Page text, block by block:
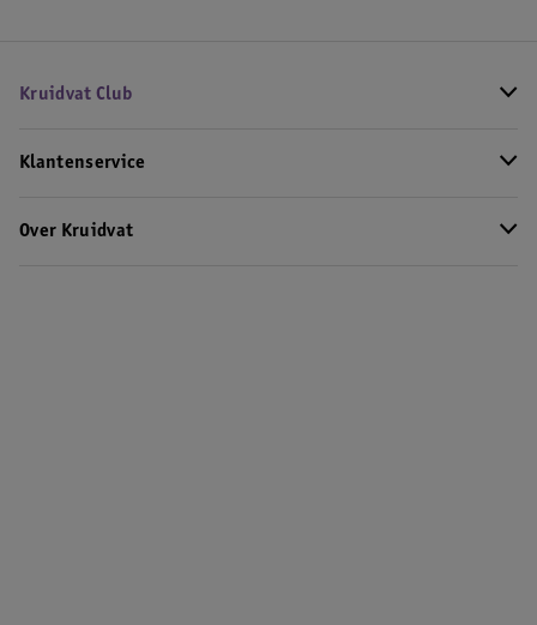
Kruidvat Club
Klantenservice
Over Kruidvat